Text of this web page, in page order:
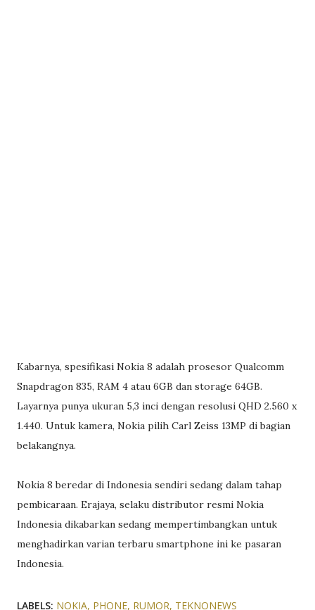
Kabarnya, spesifikasi Nokia 8 adalah prosesor Qualcomm
Snapdragon 835, RAM 4 atau 6GB dan storage 64GB.
Layarnya punya ukuran 5,3 inci dengan resolusi QHD 2.560 x
1.440. Untuk kamera, Nokia pilih Carl Zeiss 13MP di bagian
belakangnya.
Nokia 8 beredar di Indonesia sendiri sedang dalam tahap
pembicaraan. Erajaya, selaku distributor resmi Nokia
Indonesia dikabarkan sedang mempertimbangkan untuk
menghadirkan varian terbaru smartphone ini ke pasaran
Indonesia.
LABELS: NOKIA PHONE RUMOR TEKNONEWS